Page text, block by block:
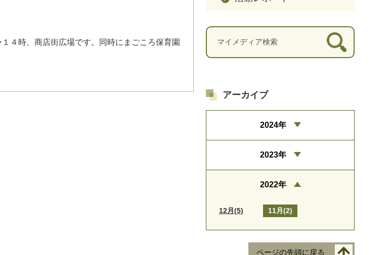
４時、商店街広場です。同時にまごころ保育園
アーカイブ
2024年
2023年
2022年
12月(5) 11月(2)
ページの先頭に戻る